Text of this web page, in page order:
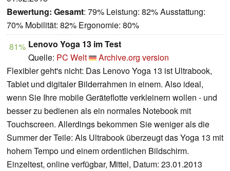
Bewertung: Gesamt: 79% Leistung: 82% Ausstattung:
70% Mobilität: 82% Ergonomie: 80%
81% Lenovo Yoga 13 im Test
Quelle: PC Welt
Archive.org version
Flexibler geht's nicht: Das Lenovo Yoga 13 ist Ultrabook,
Tablet und digitaler Bilderrahmen in einem. Also ideal,
wenn Sie Ihre mobile Geräteflotte verkleinern wollen - und
besser zu bedienen als ein normales Notebook mit
Touchscreen. Allerdings bekommen Sie weniger als die
Summer der Teile: Als Ultrabook überzeugt das Yoga 13 mit
hohem Tempo und einem ordentlichen Bildschirm.
Einzeltest, online verfügbar, Mittel, Datum: 23.01.2013